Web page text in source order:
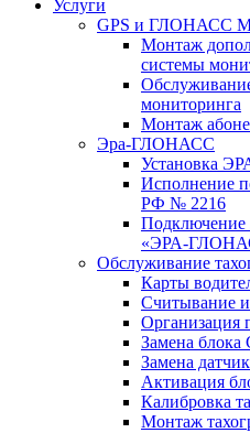
Услуги
GPS и ГЛОНАСС
Монтаж
системы
мониторинга
Монтаж
Эра-ГЛОНАСС
Установка
Исполнение
РФ № 2216
Подключение
«ЭРА-
Обслуживание
Карты
Считывание и
Организация
Замена
Замена
Активация
Калибровка
Монтаж